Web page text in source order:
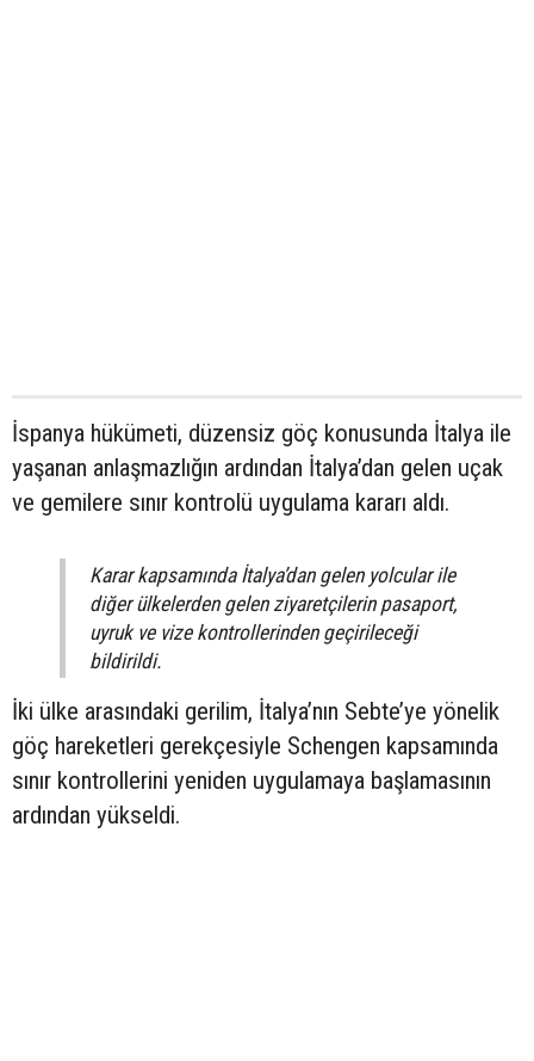
İspanya hükümeti, düzensiz göç konusunda İtalya ile
yaşanan anlaşmazlığın ardından İtalya’dan gelen uçak
ve gemilere sınır kontrolü uygulama kararı aldı.
Karar kapsamında İtalya’dan gelen yolcular ile
diğer ülkelerden gelen ziyaretçilerin pasaport,
uyruk ve vize kontrollerinden geçirileceği
bildirildi.
İki ülke arasındaki gerilim, İtalya’nın Sebte’ye yönelik
göç hareketleri gerekçesiyle Schengen kapsamında
sınır kontrollerini yeniden uygulamaya başlamasının
ardından yükseldi.